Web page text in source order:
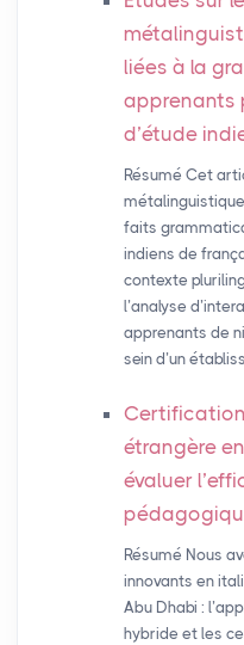
liées à la
apprenants
d’étude
Résumé Cet
faits
indiens de
contexte
l’analyse
apprenants de
sein d’un
étrangère
évaluer
Résumé Nous
innovants en
Abu Dhabi :
hybride et les